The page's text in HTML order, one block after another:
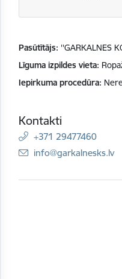
Pasūtītājs ''GARKALNES
Līguma izpildes vieta
Iepirkuma procedūra
Kontakti
+371 29477460
E-pasts:
info@garkalnesks.lv